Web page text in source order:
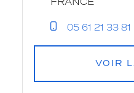
05 61 21 33 81
VOIR